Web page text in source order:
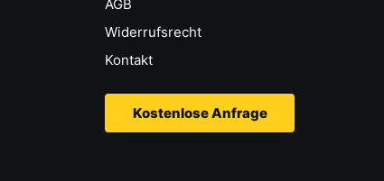
AGB
Widerrufsrecht
Kontakt
Kostenlose Anfrage